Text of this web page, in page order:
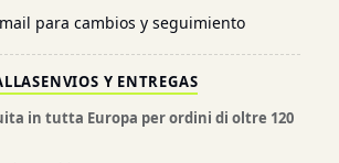
para cambios y seguimiento
ENVIOS Y ENTREGAS
in tutta Europa per ordini di oltre 120